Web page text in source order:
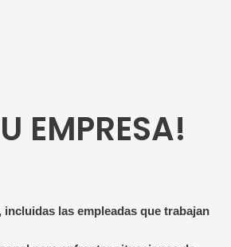
EMPRESA!
las empleadas que trabajan